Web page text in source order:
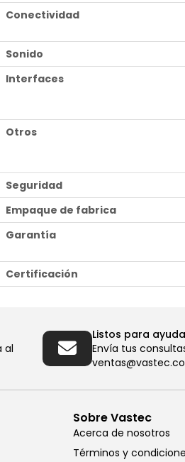
Conectividad
Sonido
Interfaces
Otros
Seguridad
Empaque de fabrica
Garantía
Certificación
al
Listos para
Envía tus
Sobre Vastec
Acerca de nosotros
Términos y